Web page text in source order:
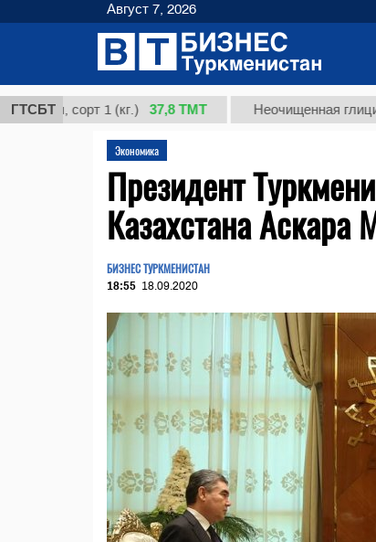
ГТСБТ
сорт 1 (кг.) 37,8 ТМТ Неочищенная
Экономика
Президент
Казахстана Аскара
БИЗНЕС ТУРКМЕНИСТАН
18:55 18.09.2020
Август 7, 2026